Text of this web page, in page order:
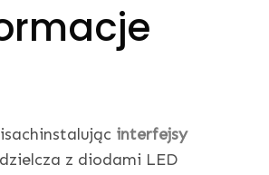
interfejsy
z diodami LED